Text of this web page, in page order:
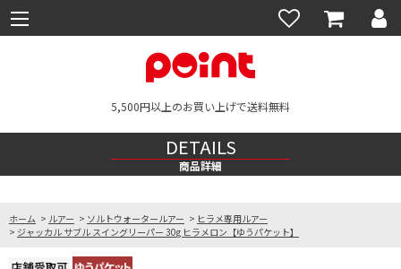
5,500円以上のお買い上げで送料無料
DETAILS
商品詳細
ホーム > ルアー > ソルトウォータールアー > ヒラメ専用ルアー
> ジャッカル サブル スイングリーパー 30g ヒラメロン【ゆうパケット】